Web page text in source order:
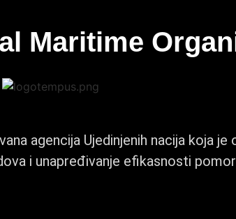
Maritime
agencija Ujedinjenih nacija koja
i unapređivanje efikasnosti